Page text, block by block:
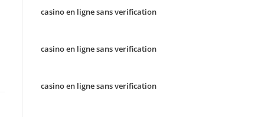
casino en ligne sans verification
casino en ligne sans verification
casino en ligne sans verification